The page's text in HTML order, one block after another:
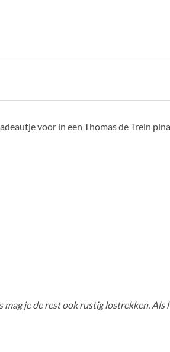
voor in een Thomas de Trein
je de rest ook rustig lostrekken. Als